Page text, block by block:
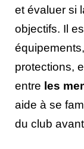
et évaluer si
objectifs. Il
protections,
entre les
aide à se
du club